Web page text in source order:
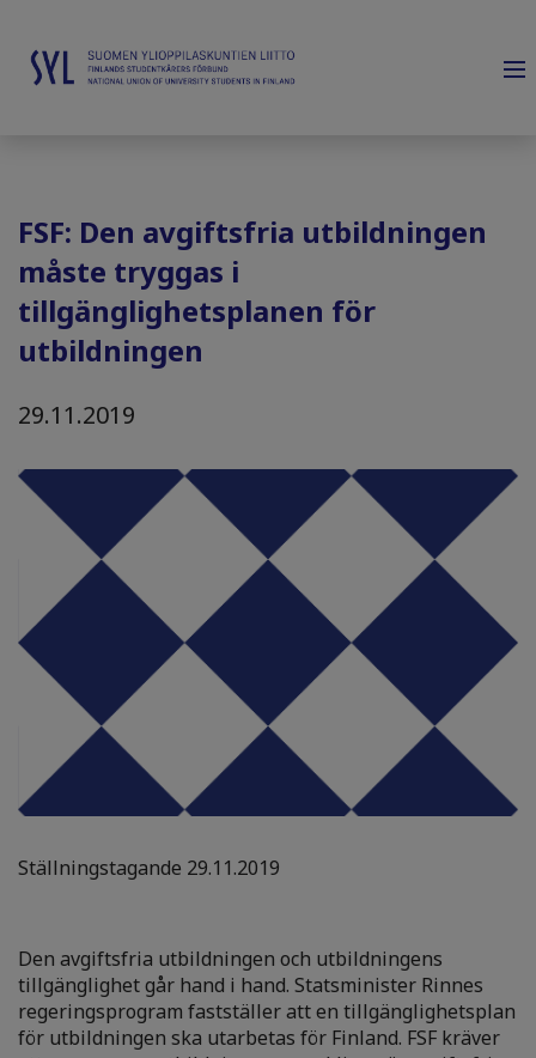
FSF: Den avgiftsfria utbildningen
måste tryggas i
tillgänglighetsplanen för
utbildningen
29.11.2019
Ställningstagande 29.11.2019
Den avgiftsfria utbildningen och utbildningens
tillgänglighet går hand i hand. Statsminister Rinnes
regeringsprogram fastställer att en tillgänglighetsplan
för utbildningen ska utarbetas för Finland. FSF kräver